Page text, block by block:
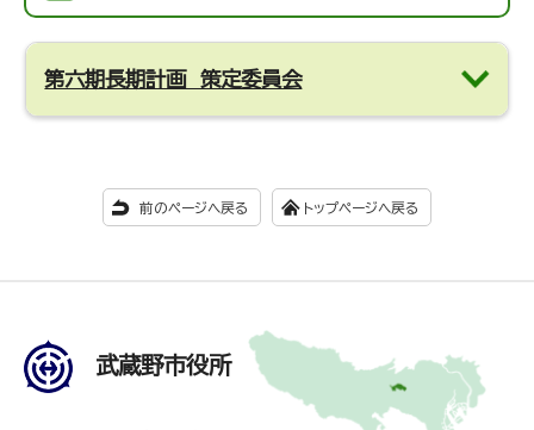
第六期長期計画 策定委員会
前のページへ戻る トップページへ戻る
武蔵野市役所